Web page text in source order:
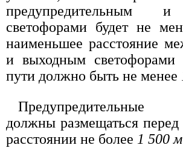
предупредительным
светофорами будет не
наименьшее расстояние
и выходным светофорами
пути должно быть не менее
Предупредительные
должны размещаться
расстоянии не более 1 500 м